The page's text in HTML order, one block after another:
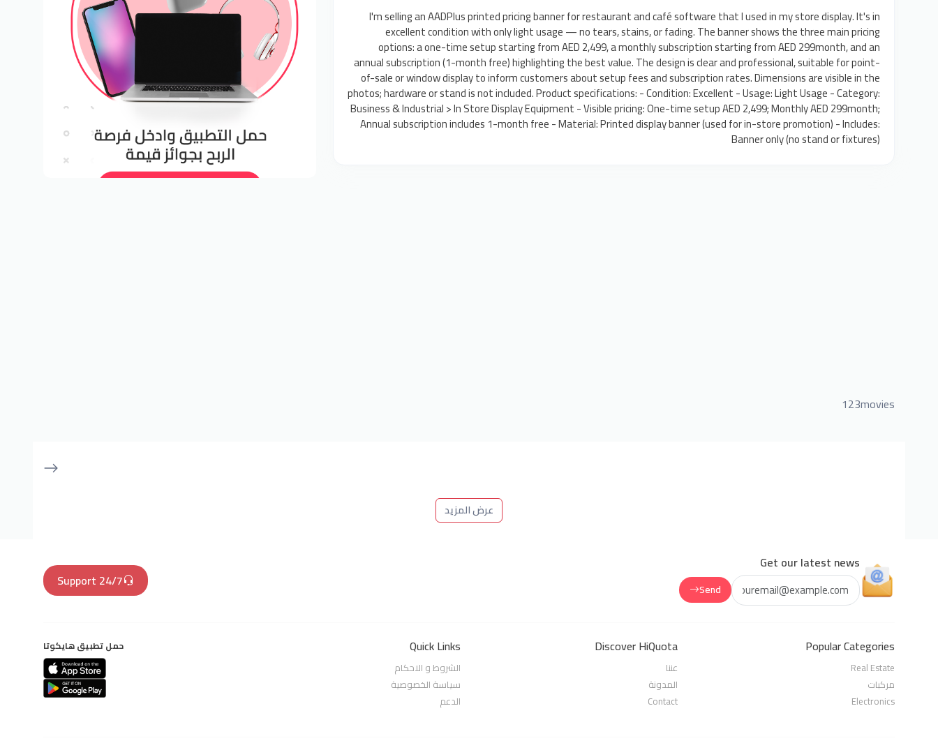
I'm selling an AADPlus printed pricing banner for restaurant and café software that I used in my store display. It's in
excellent condition with only light usage — no tears, stains, or fading. The banner shows the three main pricing
options: a one-time setup starting from AED 2,499, a monthly subscription starting from AED 299month, and an
annual subscription (1-month free) highlighting the best value. The design is clear and professional, suitable for point-
of-sale or window display to inform customers about setup fees and subscription rates. Dimensions are visible in the
photos; hardware or stand is not included. Product specifications: - Condition: Excellent - Usage: Light Usage - Category:
Business & Industrial > In Store Display Equipment - Visible pricing: One-time setup AED 2,499; Monthly AED 299month;
Annual subscription includes 1-month free - Material: Printed display banner (used for in-store promotion) - Includes:
Banner only (no stand or fixtures)
123movies
عرض المزيد
Get our latest news
Send
24/7 Support
Popular Categories
Real Estate
مركبات
Electronics
Discover HiQuota
عننا
المدونة
Contact
Quick Links
الشروط و الاحكام
سياسة الخصوصية
الدعم
حمل تطبيق هايكوتا